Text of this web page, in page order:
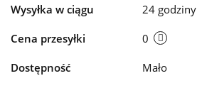
Wysyłka w ciągu 24 godziny
Cena przesyłki 0
Dostępność Mało